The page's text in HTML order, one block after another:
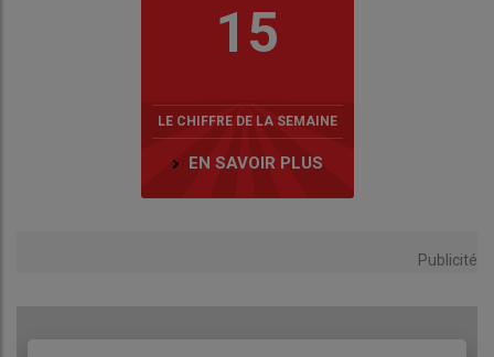
15
LE CHIFFRE DE LA SEMAINE
EN SAVOIR PLUS
Publicité